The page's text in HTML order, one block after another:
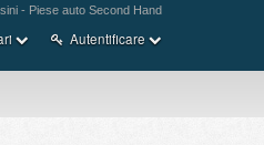
- Piese auto Second Hand
Autentificare